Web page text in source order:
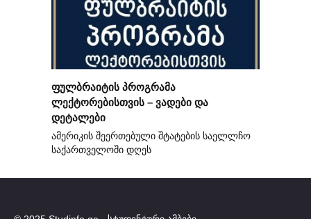
ფულბრაიტის პროგრამა
ლექტორებისთვის – ვადები და
დეტალები
ამერიკის შეერთებული შტატების საელლჩო
საქართველოში დღეს